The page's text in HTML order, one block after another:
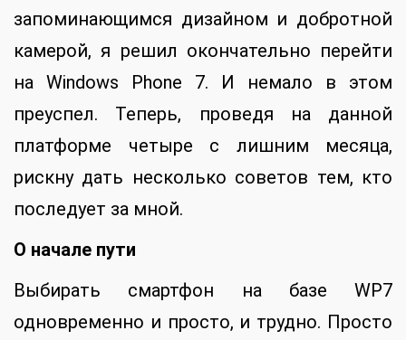
запоминающимся дизайном и добротной
камерой, я решил окончательно перейти
на Windows Phone 7. И немало в этом
преуспел. Теперь, проведя на данной
платформе четыре с лишним месяца,
рискну дать несколько советов тем, кто
последует за мной.
О начале пути
Выбирать смартфон на базе WP7
одновременно и просто, и трудно. Просто